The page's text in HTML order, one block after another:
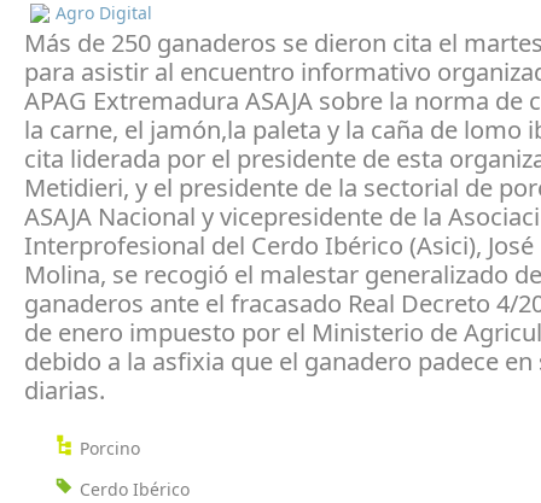
Agro Digital
Más de 250 ganaderos se dieron cita el
para asistir al encuentro informativo
APAG Extremadura ASAJA sobre la norma de
la carne, el jamón,la paleta y la caña de lomo
cita liderada por el presidente de esta
Metidieri, y el presidente de la sectorial de
ASAJA Nacional y vicepresidente de la
Interprofesional del Cerdo Ibérico (Asici),
Molina, se recogió el malestar generalizado
ganaderos ante el fracasado Real Decreto 4/
de enero impuesto por el Ministerio de
debido a la asfixia que el ganadero padece
diarias.
Porcino
Cerdo Ibérico